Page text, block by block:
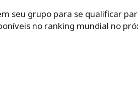
seu grupo para se qualificar
no ranking mundial no